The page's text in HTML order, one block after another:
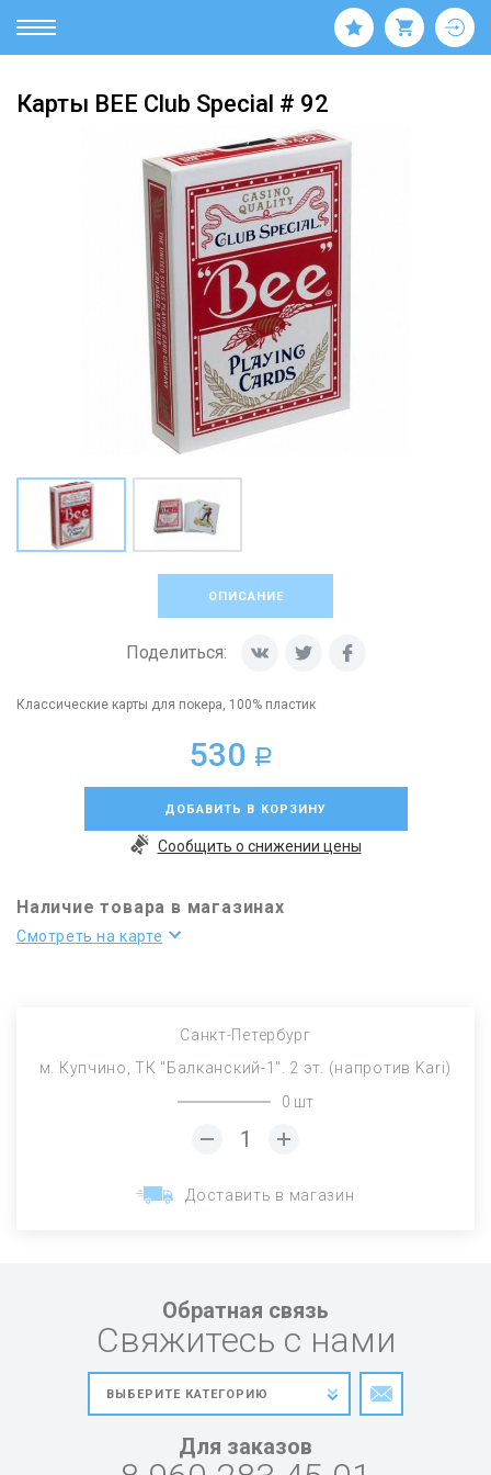
Карты BEE Club Special # 92
ОПИСАНИЕ
Поделиться:
Классические карты для покера, 100% пластик
530 a
ДОБАВИТЬ В КОРЗИНУ
Сообщить о снижении цены
Наличие товара в магазинах
Смотреть на карте
Санкт-Петербург
м. Купчино, ТК "Балканский-1". 2 эт. (напротив Kari)
0 шт
Доставить в магазин
Обратная связь
Свяжитесь с нами
Для заказов